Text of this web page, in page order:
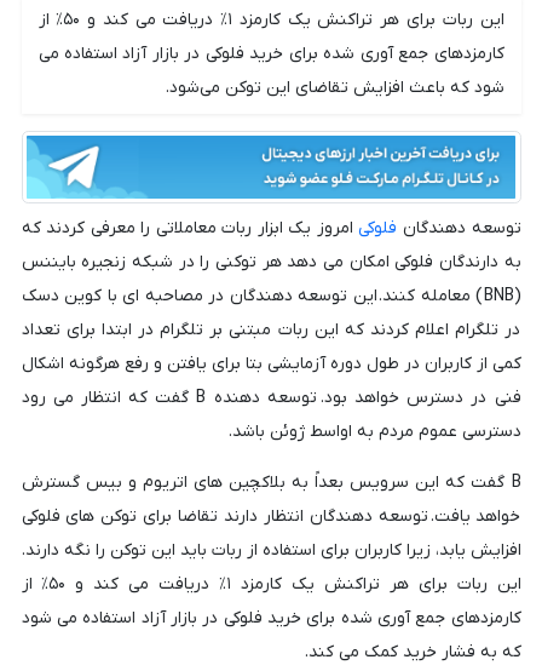
این ربات برای هر تراکنش یک کارمزد ۱٪ دریافت می کند و ۵۰٪ از
کارمزدهای جمع آوری شده برای خرید فلوکی در بازار آزاد استفاده می
شود که باعث افزایش تقاضای این توکن می‌شود.
توسعه دهندگان فلوکیامروز یک ابزار ربات معاملاتی را معرفی کردند که
به دارندگان فلوکی امکان می دهد هر توکنی را در شبکه زنجیره بایننس
(BNB) معامله کنند. این توسعه دهندگان در مصاحبه ای با کوین دسک
در تلگرام اعلام کردند که این ربات مبتنی بر تلگرام در ابتدا برای تعداد
کمی از کاربران در طول دوره آزمایشی بتا برای یافتن و رفع هرگونه اشکال
فنی در دسترس خواهد بود. توسعه دهنده B گفت که انتظار می رود
دسترسی عموم مردم به اواسط ژوئن باشد.
B گفت که این سرویس بعداً به بلاکچین های اتریوم و بیس گسترش
خواهد یافت. توسعه دهندگان انتظار دارند تقاضا برای توکن های فلوکی
افزایش یابد، زیرا کاربران برای استفاده از ربات باید این توکن را نگه دارند.
این ربات برای هر تراکنش یک کارمزد ۱٪ دریافت می کند و ۵۰٪ از
کارمزدهای جمع آوری شده برای خرید فلوکی در بازار آزاد استفاده می شود
که به فشار خرید کمک می کند.